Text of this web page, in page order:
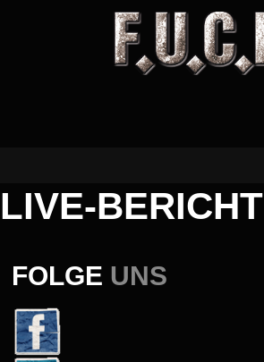
LIVE-BERICHT
FOLGE UNS